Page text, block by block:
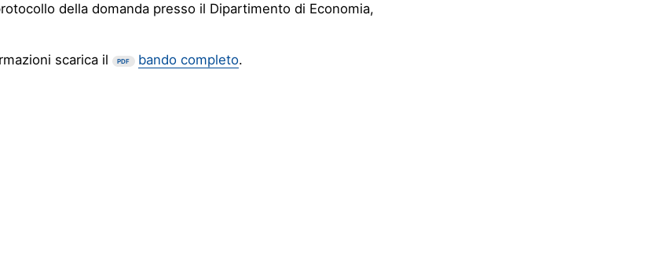
della domanda presso il Dipartimento di Economia,
scarica il
PDF bando completo.